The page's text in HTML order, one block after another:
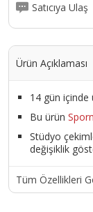
Satıcıya Ulaş
Ürün Açıklaması
14 gün içinde
Bu ürün
Stüdyo
değişiklik
Tüm Özellikleri